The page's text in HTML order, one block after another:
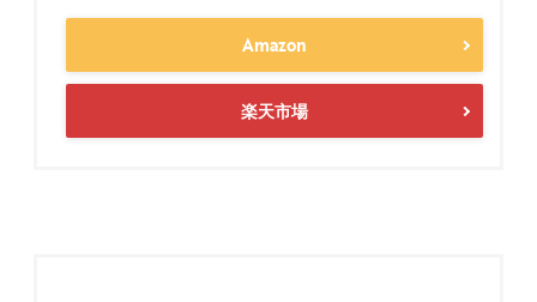
Amazon
楽天市場